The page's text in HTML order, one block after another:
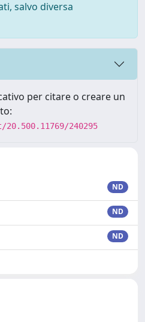
salvo diversa
per citare o creare un
240295
ND
ND
ND